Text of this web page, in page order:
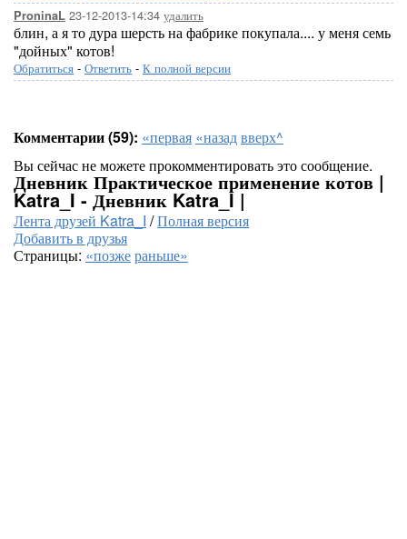
ProninaL 23-12-2013-14:34 удалить
блин, а я то дура шерсть на фабрике покупала.... у меня семь
"дойных" котов!
Обратиться - Ответить - К полной версии
Комментарии (59): «первая «назадвверх^
Вы сейчас не можете прокомментировать это сообщение.
Дневник Практическое применение котов |
Katra_I - Дневник Katra_I |
Лента друзей Katra_I /Полная версия
Добавить в друзья
Страницы: «позжераньше»